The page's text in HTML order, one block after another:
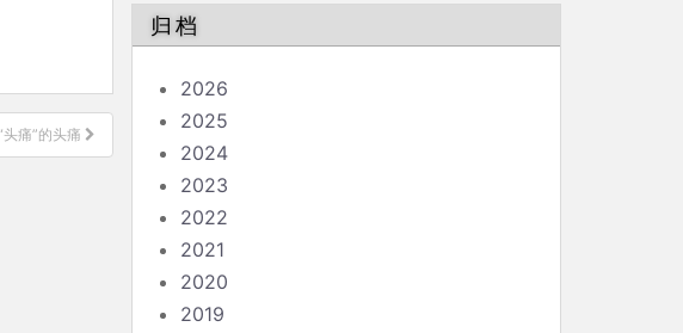
痛”的头痛
归档
2026
2025
2024
2023
2022
2021
2020
2019